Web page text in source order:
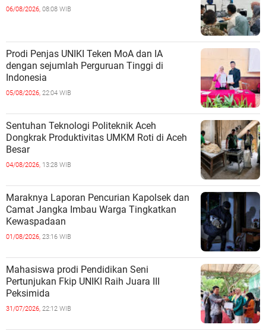
06/08/2026, 08:08 WIB
Prodi Penjas UNIKI Teken MoA dan IA
dengan sejumlah Perguruan Tinggi di
Indonesia
05/08/2026, 22:04 WIB
Sentuhan Teknologi Politeknik Aceh
Dongkrak Produktivitas UMKM Roti di Aceh
Besar
04/08/2026, 13:28 WIB
Maraknya Laporan Pencurian Kapolsek dan
Camat Jangka Imbau Warga Tingkatkan
Kewaspadaan
01/08/2026, 23:16 WIB
Mahasiswa prodi Pendidikan Seni
Pertunjukan Fkip UNIKI Raih Juara III
Peksimida
31/07/2026, 22:12 WIB